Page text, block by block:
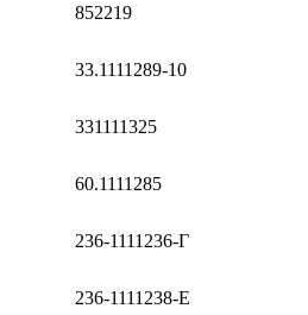
852219
33.1111289-10
331111325
60.1111285
236-1111236-Г
236-1111238-Е